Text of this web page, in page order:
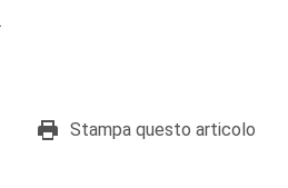
Stampa questo articolo